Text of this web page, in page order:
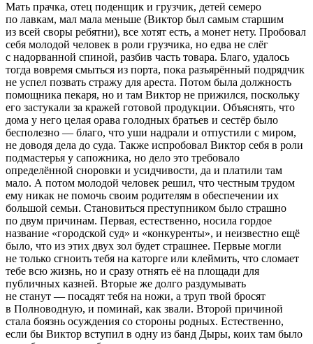
Мать прачка, отец поденщик и грузчик, детей семеро
по лавкам, мал мала меньше (Виктор был самым старшим
из всей своры ребятни), все хотят есть, а монет нету. Пробовал
себя молодой человек в роли грузчика, но едва не слёг
с надорванной спиной, разбив часть товара. Благо, удалось
тогда вовремя смыться из порта, пока разъярённый подрядчик
не успел позвать стражу для ареста. Потом была должность
помощника пекаря, но и там Виктор не прижился, поскольку
его застукали за кражей готовой продукции. Объяснять, что
дома у него целая орава голодных братьев и сестёр было
бесполезно — благо, что уши надрали и отпустили с миром,
не доводя дела до суда. Также испробовал Виктор себя в роли
подмастерья у сапожника, но дело это требовало
определённой сноровки и усидчивости, да и платили там
мало. А потом молодой человек решил, что честным трудом
ему никак не помочь своим родителям в обеспечении их
большой семьи. Становиться преступником было страшно
по двум причинам. Первая, естественно, носила гордое
название «городской суд» и «конкуренты», и неизвестно ещё
было, что из этих двух зол будет страшнее. Первые могли
не только сгноить тебя на каторге или клеймить, что сломает
тебе всю жизнь, но и сразу отнять её на площади для
публичных казней. Вторые же долго раздумывать
не станут — посадят тебя на ножи, а труп твой бросят
в Полноводную, и поминай, как звали. Второй причиной
стала боязнь осуждения со стороны родных. Естественно,
если бы Виктор вступил в одну из банд Дыры, коих там было